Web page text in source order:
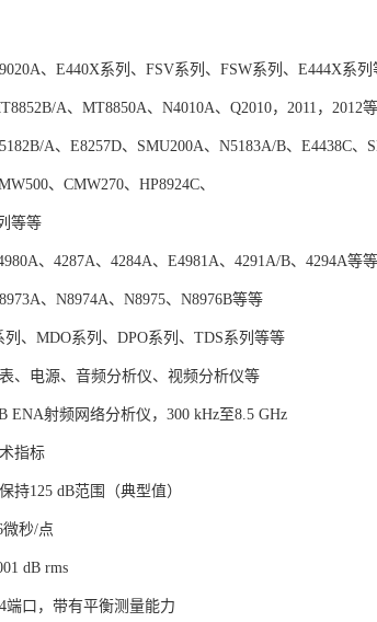
、E440X系列、FSV系列、FSW系列、E444X系列
A、MT8850A、N4010A、Q2010，2011，2012
A、E8257D、SMU200A、N5183A/B、E4438C、
、CMW270、HP8924C、
等等
、4287A、4284A、E4981A、4291A/B、4294A等等
、N8974A、N8975、N8976B等等
列、MDO系列、DPO系列、TDS系列等等
、电源、音频分析仪、视频分析仪等
ENA射频网络分析仪，300 kHz至8.5 GHz
指标
持125 dB范围（典型值）
秒/点
dB rms
端口，带有平衡测量能力